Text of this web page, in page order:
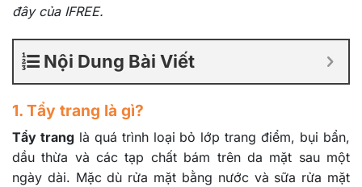
đây của IFREE.
Nội Dung Bài Viết
1. Tẩy trang là gì?
Tẩy tranglà quá trình loại bỏ lớp trang điểm, bụi bẩn,
dầu thừa và các tạp chất bám trên da mặt sau một
ngày dài. Mặc dù rửa mặt bằng nước và sữa rửa mặt